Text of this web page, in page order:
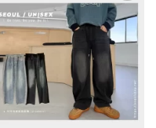
Add to
wishlist